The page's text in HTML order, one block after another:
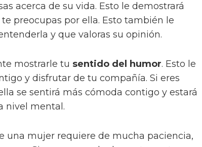
acerca de su vida. Esto le demostrará
preocupas por ella. Esto también le
y que valoras su opinión.
mostrarle tu sentido del humor. Esto le
y disfrutar de tu compañía. Si eres
se sentirá más cómoda contigo y estará
nivel mental.
una mujer requiere de mucha paciencia,